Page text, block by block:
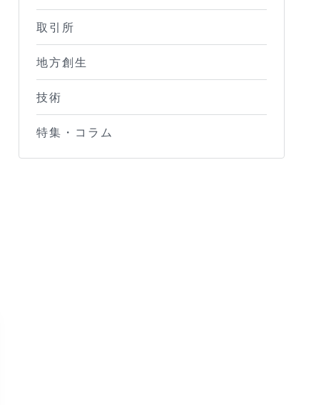
取引所
地方創生
技術
特集・コラム